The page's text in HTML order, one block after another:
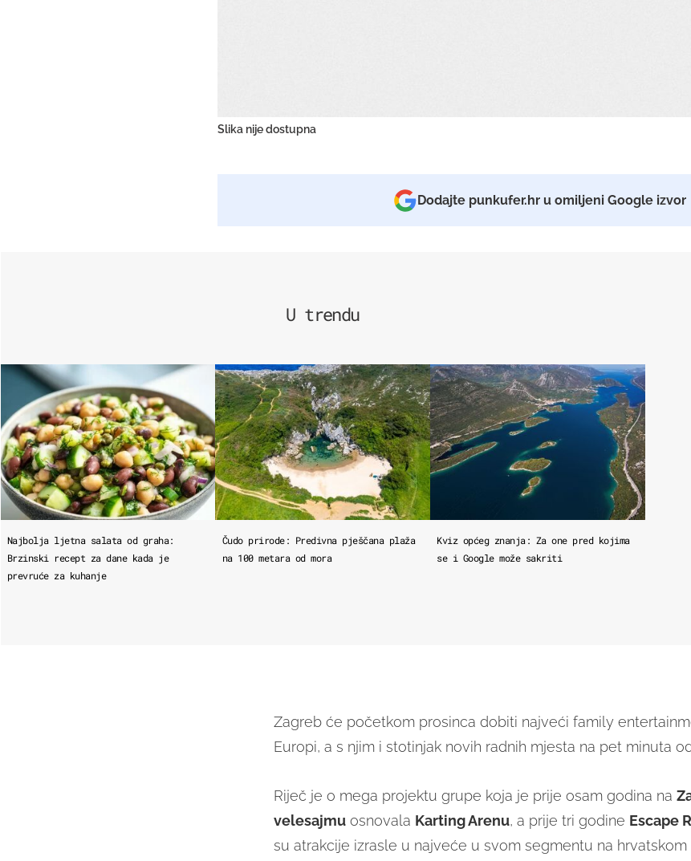
Slika nije dostupna
Dodajte punkufer.hr u omiljeni Google izvor
U trendu
Najbolja ljetna salata od graha:
Brzinski recept za dane kada je
prevruće za kuhanje
Čudo prirode: Predivna pješčana plaža
na 100 metara od mora
Kviz općeg znanja: Za one pred kojima
se i Google može sakriti
Zagreb će početkom prosinca dobiti najveći family
Europi, a s njim i stotinjak novih radnih mjesta na pet minuta
Riječ je o mega projektu grupe koja je prije osam godina na
velesajmuosnovala Karting Arenu, a prije tri godine Escape
su atrakcije izrasle u najveće u svom segmentu na hrvatskom